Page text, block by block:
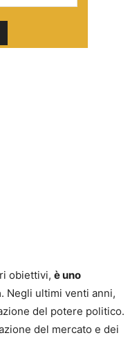
obiettivi, è uno
. Negli ultimi venti anni,
del potere politico.
del mercato e dei